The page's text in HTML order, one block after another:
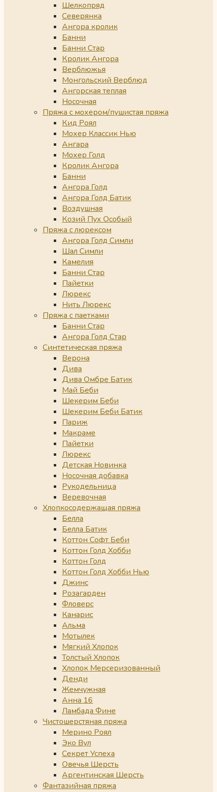
Шелкопряд
Северянка
Ангора кролик
Банни
Банни Стар
Кролик Ангора
Верблюжья
Монгольский Верблюд
Ангорская теплая
Носочная
Пряжа с мохером/пушистая пряжа
Кид Роял
Мохер Классик Нью
Ангара
Мохер Голд
Кролик Ангора
Банни
Ангора Голд
Ангора Голд Батик
Воздушная
Козий Пух Особый
Пряжа с люрексом
Ангора Голд Симли
Шал Симли
Камелия
Банни Стар
Пайетки
Люрекс
Нить Люрекс
Пряжа с паетками
Банни Стар
Ангора Голд Стар
Синтетическая пряжа
Верона
Дива
Дива Омбре Батик
Май Беби
Шекерим Беби
Шекерим Беби Батик
Париж
Макраме
Пайетки
Люрекс
Детская Новинка
Носочная добавка
Рукодельница
Веревочная
Хлопкосодержащая пряжа
Белла
Белла Батик
Коттон Софт Беби
Коттон Голд Хобби
Коттон Голд
Коттон Голд Хобби Нью
Джинс
Розагарден
Фловерс
Канарис
Альма
Мотылек
Мягкий Хлопок
Толстый Хлопок
Хлопок Мерсеризованный
Денди
Жемчужная
Анна 16
Ламбада Фине
Чистошерстяная пряжа
Мерино Роял
Эко Вул
Секрет Успеха
Овечья Шерсть
Аргентинская Шерсть
Фантазийная пряжа